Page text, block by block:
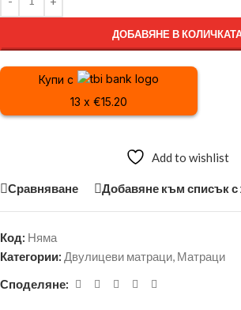
ДОБАВЯНЕ В
Купи с
13 x €15.20
Add to wishlist
Сравняване Добавяне към списък
Код: Няма
Категории: Двулицеви матраци Матраци
Споделяне: